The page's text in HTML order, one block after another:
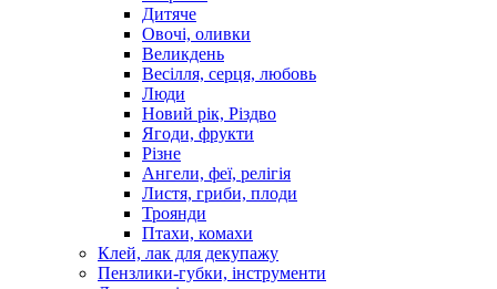
Дитяче
Овочі, оливки
Великдень
Весілля, серця, любовь
Люди
Новий рік, Різдво
Ягоди, фрукти
Різне
Ангели, феї, релігія
Листя, гриби, плоди
Троянди
Птахи, комахи
Клей, лак для декупажу
Пензлики-губки, інструменти